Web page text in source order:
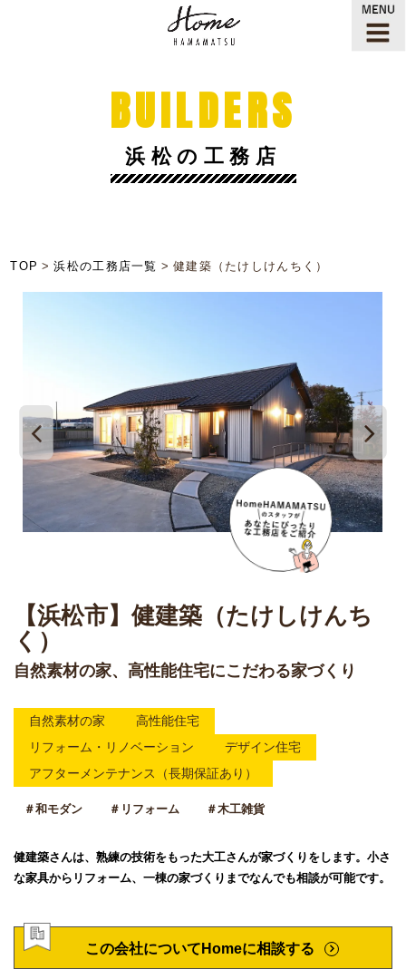
BUILDERS
浜松の工務店
TOP 浜松の工務店一覧 健建築（たけしけんちく）
【浜松市】健建築（たけしけんち
く）
自然素材の家、高性能住宅にこだわる家づくり
自然素材の家
高性能住宅
リフォーム・リノベーション
デザイン住宅
アフターメンテナンス（長期保証あり）
＃和モダン ＃リフォーム ＃木工雑貨
健建築さんは、熟練の技術をもった大工さんが家づくりをします。小さ
な家具からリフォーム、一棟の家づくりまでなんでも相談が可能です。
この会社についてHomeに相談する